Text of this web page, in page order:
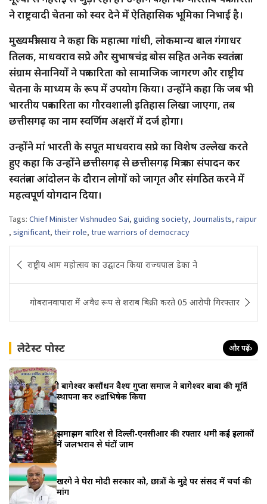
ने राष्ट्रवादी चेतना को स्वर देने में ऐतिहासिक भूमिका निभाई है।
मुख्यमंत्री साय ने कहा कि महात्मा गांधी, लोकमान्य बाल गंगाधर
तिलक, माधवराव सप्रे और सुभाषचंद्र बोस सहित अनेक स्वतंत्रता
संग्राम सेनानियों ने पत्रकारिता को सामाजिक जागरण और राष्ट्रीय
चेतना के माध्यम के रूप में उपयोग किया। उन्होंने कहा कि जब भी
भारतीय पत्रकारिता का गौरवशाली इतिहास लिखा जाएगा, तब
छत्तीसगढ़ का नाम स्वर्णिम अक्षरों में दर्ज होगा।
उन्होंने मां भारती के सपूत माधवराव सप्रे का विशेष उल्लेख करते
हुए कहा कि उन्होंने छत्तीसगढ़ से छत्तीसगढ़ मित्र का संपादन कर
स्वतंत्रता आंदोलन के दौरान लोगों को जागृत और संगठित करने में
महत्वपूर्ण योगदान दिया।
Tags: Chief Minister Vishnudeo Sai, guiding society, Journalists, raipur
, significant, their role, true warriors of democracy
navigation
राष्ट्रीय आम महोत्सव का उद्घाटन किया राज्यपाल डेका ने
गोबरानवापारा में अवैध रूप से शराब बिक्री करते 05 आरोपी गिरफ्तार
लेटेस्ट पोस्ट और पढ़ें›
श्री बागेश्वर कसौंधन वैश्य गुप्ता समाज ने बागेश्वर बाबा की मूर्ति
स्थापना कर रुद्राभिषेक किया
झमाझम बारिश से दिल्ली-एनसीआर की रफ्तार थमी कई इलाकों
में जलभराव से घंटों जाम
खरगे ने घेरा मोदी सरकार को, छात्रों के मुद्दे पर संसद में चर्चा की
मांग